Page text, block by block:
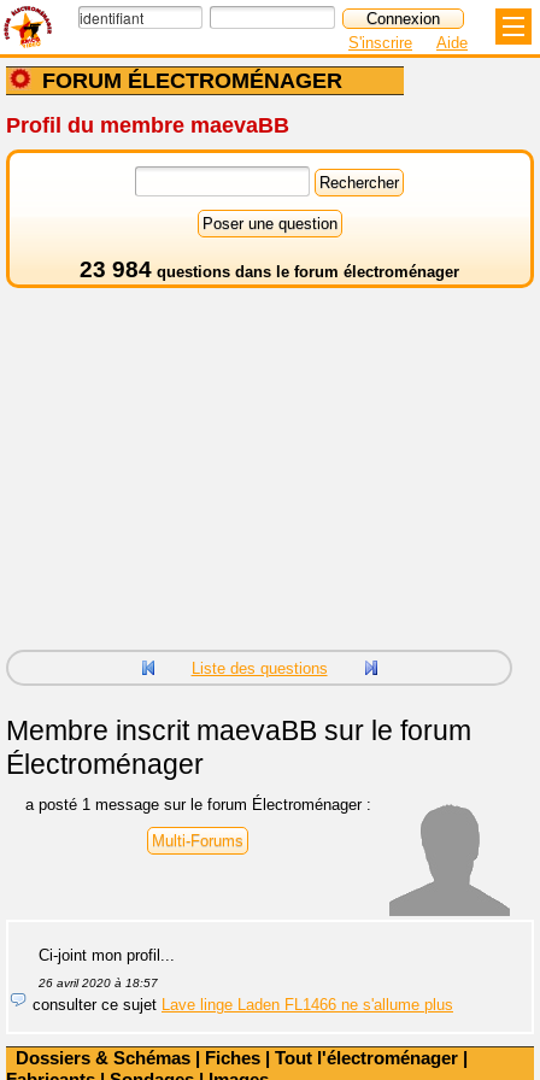
FORUM ÉLECTROMÉNAGER
S'inscrire Aide
Dossiers & Schémas | Fiches | Tout l'électroménager |
Profil du membre maevaBB
23 984 questions dans le forum électroménager
Liste des questions
Membre inscritmaevaBB sur le forum
Électroménager
a posté 1 message sur le forum Électroménager :
Multi-Forums
Ci-joint mon profil...
26 avril 2020 à 18:57
consulter ce sujet Lave linge Laden FL1466 ne s'allume plus